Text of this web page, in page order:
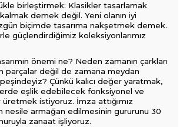
birleştirmek: Klasikler tasarlamak
demek değil. Yeni olanın iyi
biçimde tasarıma nakşetmek demek.
güçlendirdiğimiz koleksiyonlarımız
önemi ne? Neden zamanın çarkları
parçalar değil de zamana meydan
Çünkü kalıcı değer yaratmak,
eşlik edebilecek fonksiyonel ve
üretmek istiyoruz. İmza attığımız
nesile armağan edilmesinin gururunu 30
zanaat işliyoruz.